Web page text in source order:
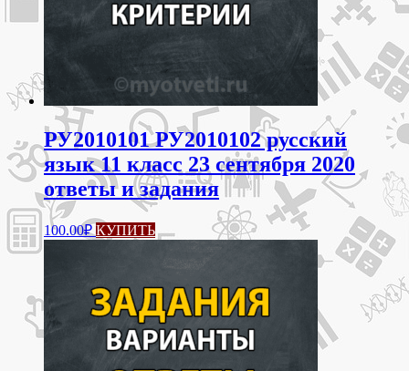
РУ2010101 РУ2010102 русский
язык 11 класс 23 сентября 2020
ответы и задания
100.00₽ КУПИТЬ